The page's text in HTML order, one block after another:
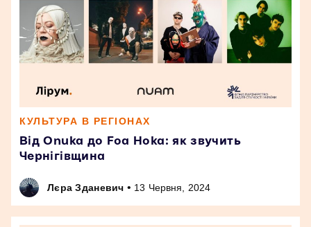
КУЛЬТУРА В РЕГІОНАХ
Від Onuka до Foa Hoka: як звучить
Чернігівщина
Лєра Зданевич • 13 Червня, 2024